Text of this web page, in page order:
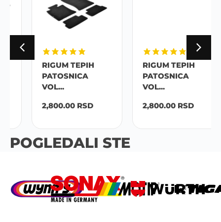
RIGUM TEPIH
PATOSNICA
VOL...
2,800.00RSD
RIGUM TEPIH
PATOSNICA
VOL...
2,800.00RSD
POGLEDALI STE